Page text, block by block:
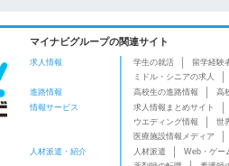
マイナビグループの関連サイト
求人情報 学生の就活 留学経験
ミドル・シニアの求人
進路情報
高校生の進路情報
高
情報サービス
求人情報まとめサイト
ウエディング情報
世
医療施設情報メディア
人材派遣・紹介
人材派遣 Web・ゲー